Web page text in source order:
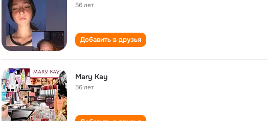
56 лет
Добавить в друзья
Mary Kay
56 лет